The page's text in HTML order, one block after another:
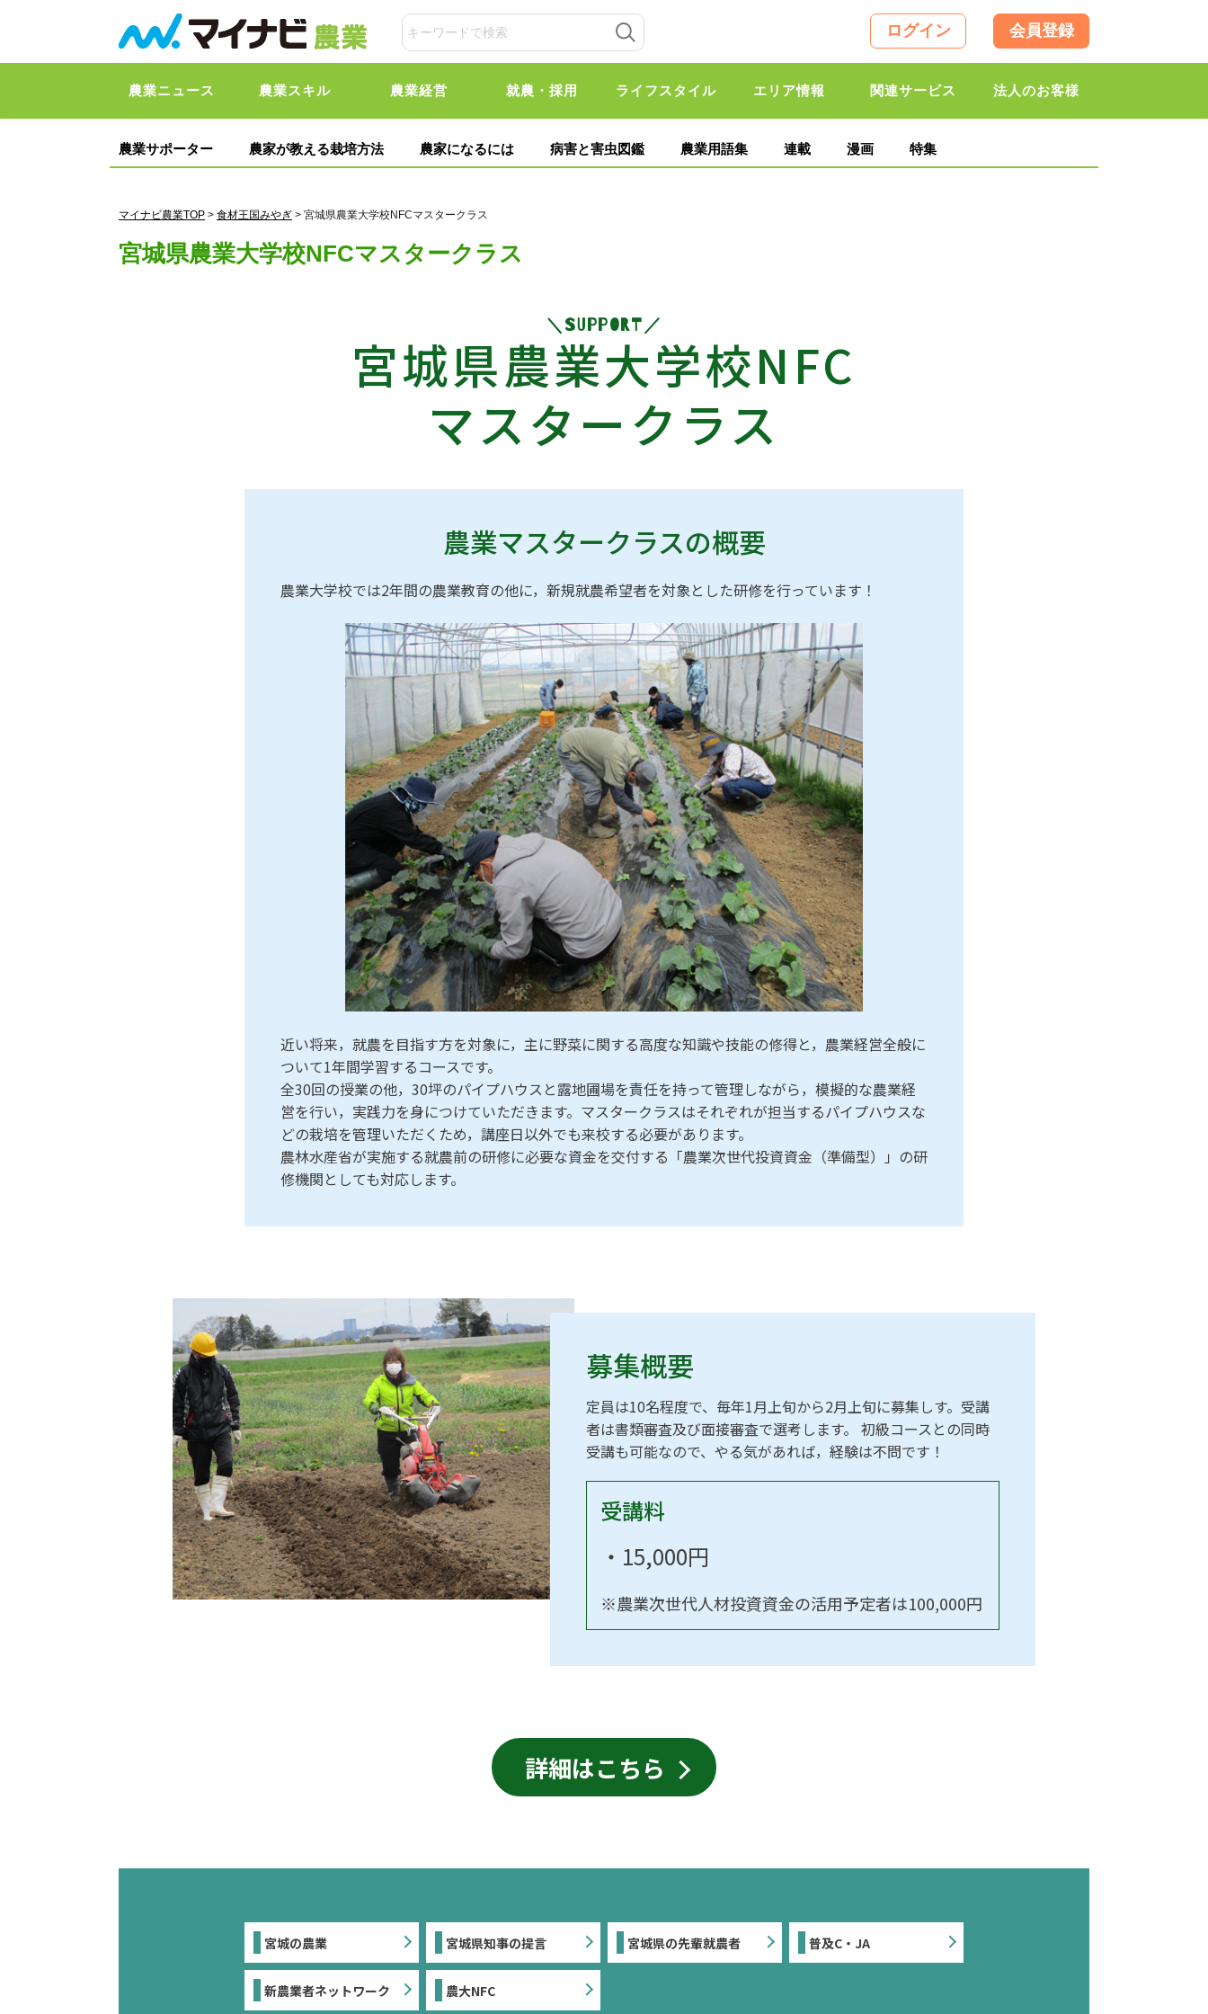
ログイン 会員登録
農業ニュース 農業スキル 農業経営 就農・採用 ライフスタイル エリア情報 関連サービス 法人のお客様
農業サポーター 農家が教える栽培方法 農家になるには 病害と害虫図鑑 農業用語集 連載 漫画 特集
マイナビ農業TOP > 食材王国みやぎ > 宮城県農業大学校NFCマスタークラス
宮城県農業大学校NFCマスタークラス
SUPPORT
宮城県農業大学校NFC
マスタークラス
農業マスタークラスの概要
農業大学校では2年間の農業教育の他に，新規就農希望者を対象とした研修を行っています！
近い将来，就農を目指す方を対象に，主に野菜に関する高度な知識や技能の修得と，農業経営全般に
ついて1年間学習するコースです。
全30回の授業の他，30坪のパイプハウスと露地圃場を責任を持って管理しながら，模擬的な農業経
営を行い，実践力を身につけていただきます。マスタークラスはそれぞれが担当するパイプハウスな
どの栽培を管理いただくため，講座日以外でも来校する必要があります。
農林水産省が実施する就農前の研修に必要な資金を交付する「農業次世代投資資金（準備型）」の研
修機関としても対応します。
募集概要
定員は10名程度で、毎年1月上旬から2月上旬に募集しす。受講
者は書類審査及び面接審査で選考します。 初級コースとの同時
受講も可能なので、やる気があれば，経験は不問です！
受講料
・15,000円
※農業次世代人材投資資金の活用予定者は100,000円
詳細はこちら
宮城の農業 宮城県知事の提言 宮城県の先輩就農者 普及C・JA
新農業者ネットワーク 農大NFC